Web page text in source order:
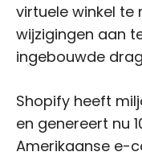
virtuele winkel te
wijzigingen aan
ingebouwde
Shopify heeft
en genereert nu
Amerikaanse e-